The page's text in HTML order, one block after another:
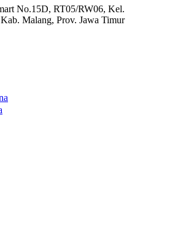
No.15D, RT05/RW06, Kel.
Malang, Prov. Jawa Timur